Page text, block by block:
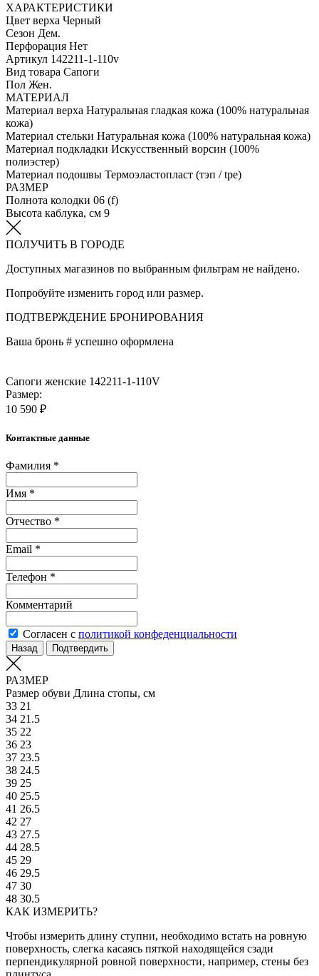
ХАРАКТЕРИСТИКИ
Цвет верха Черный
Сезон Дем.
Перфорация Нет
Артикул 142211-1-110v
Вид товара Сапоги
Пол Жен.
МАТЕРИАЛ
Материал верха Натуральная гладкая кожа (100% натуральная
кожа)
Материал стельки Натуральная кожа (100% натуральная кожа)
Материал подкладки Искусственный ворсин (100%
полиэстер)
Материал подошвы Термоэластопласт (тэп / tpe)
РАЗМЕР
Полнота колодки 06 (f)
Высота каблука, см 9
ПОЛУЧИТЬ В ГОРОДЕ
Доступных магазинов по выбранным фильтрам не найдено.
Попробуйте изменить город или размер.
ПОДТВЕРЖДЕНИЕ БРОНИРОВАНИЯ
Ваша бронь # успешно оформлена
Сапоги женские 142211-1-110V
Размер:
10 590 ₽
Контактные данные
Фамилия *
Имя *
Отчество *
Email *
Телефон *
Комментарий
Согласен с политикой конфеденциальности
Назад Подтвердить
РАЗМЕР
Размер обуви Длина стопы, см
33 21
34 21.5
35 22
36 23
37 23.5
38 24.5
39 25
40 25.5
41 26.5
42 27
43 27.5
44 28.5
45 29
46 29.5
47 30
48 30.5
КАК ИЗМЕРИТЬ?
Чтобы измерить длину ступни, необходимо встать на ровную
поверхность, слегка касаясь пяткой находящейся сзади
перпендикулярной ровной поверхности, например, стены без